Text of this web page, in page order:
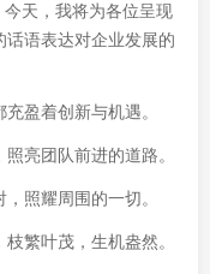
天，我将为各位呈现
语表达对企业发展的
盈着创新与机遇。
亮团队前进的道路。
照耀周围的一切。
繁叶茂，生机盎然。